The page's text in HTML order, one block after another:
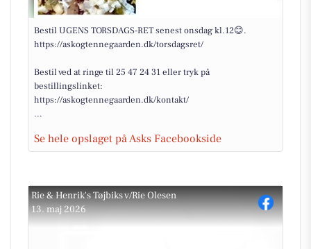
Bestil UGENS TORSDAGS-RET senest onsdag kl.12😊.
https://askogtennegaarden.dk/torsdagsret/
Bestil ved at ringe til 25 47 24 31 eller tryk på
bestillingslinket:
https://askogtennegaarden.dk/kontakt/
...
Se hele opslaget på Asks Facebookside
Rie & Henrik's Tøjbiks v/Rie Olesen
13. maj 2026